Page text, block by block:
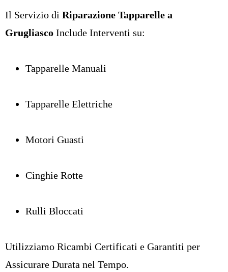
Il Servizio di Riparazione Tapparelle a
Grugliasco Include Interventi su:
Tapparelle Manuali
Tapparelle Elettriche
Motori Guasti
Cinghie Rotte
Rulli Bloccati
Utilizziamo Ricambi Certificati e Garantiti per
Assicurare Durata nel Tempo.